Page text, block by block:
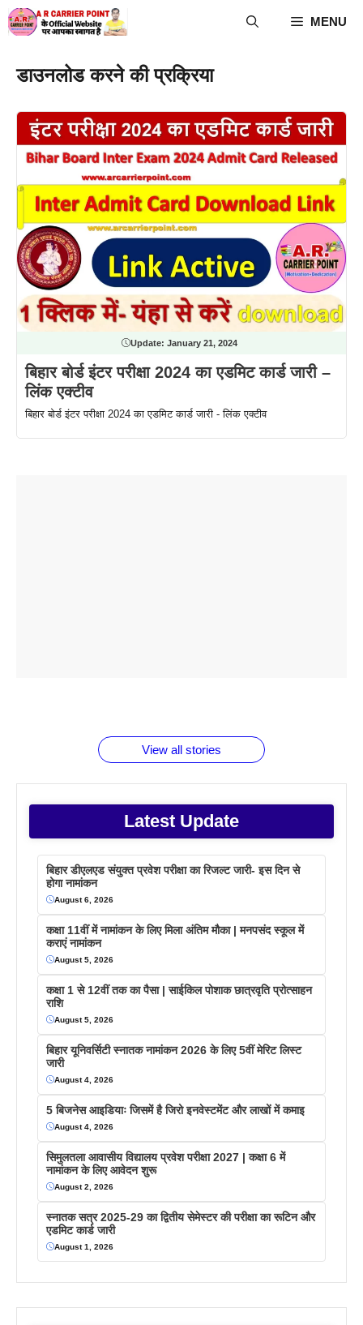
Skip
to
MENU
डाउनलोड करने की प्रक्रिया
Update: January 21, 2024
बिहार बोर्ड इंटर परीक्षा 2024 का एडमिट कार्ड जारी –
लिंक एक्टीव
बिहार बोर्ड इंटर परीक्षा 2024 का एडमिट कार्ड जारी - लिंक एक्टीव
View all stories
Latest Update
बिहार डीएलएड संयुक्त प्रवेश परीक्षा का रिजल्ट जारी- इस दिन से
होगा नामांकन
August 6, 2026
कक्षा 11वीं में नामांकन के लिए मिला अंतिम मौका | मनपसंद स्कूल में
कराएं नामांकन
August 5, 2026
कक्षा 1 से 12वीं तक का पैसा | साईकिल पोशाक छात्रवृति प्रोत्साहन
राशि
August 5, 2026
बिहार यूनिवर्सिटी स्नातक नामांकन 2026 के लिए 5वीं मेरिट लिस्ट
जारी
August 4, 2026
5 बिजनेस आइडियाः जिसमें है जिरो इनवेस्टमेंट और लाखों में कमाइ
August 4, 2026
सिमुलतला आवासीय विद्यालय प्रवेश परीक्षा 2027 | कक्षा 6 में
नामांकन के लिए आवेदन शुरू
August 2, 2026
स्नातक सत्र 2025-29 का द्वितीय सेमेस्टर की परीक्षा का रूटिन और
एडमिट कार्ड जारी
August 1, 2026